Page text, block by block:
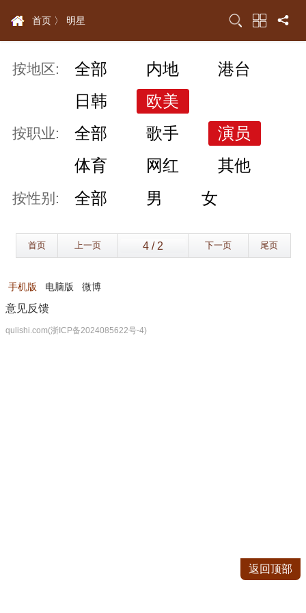
首页 〉 明星
按地区: 全部 内地
港台
日韩
欧美
按职业: 全部 歌手
演员
体育
网红 其他
按性别: 全部 男 女
首页 上一页 下一页 尾页
手机版 电脑版 微博
意见反馈
qulishi.com(浙ICP备2024085622号-4)
返回顶部